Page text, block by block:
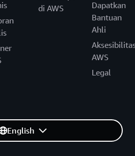
di AWS
Dapatkan
Bantuan
Ahli
AWS
Legal
English